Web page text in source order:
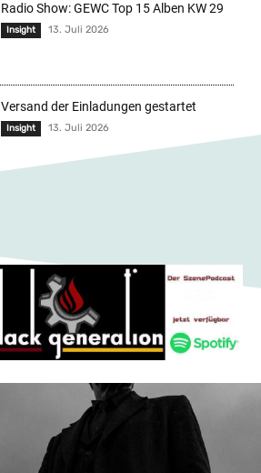
Radio Show: GEWC Top 15 Alben KW 29
Insight 13. Juli 2026
Versand der Einladungen gestartet
Insight 13. Juli 2026